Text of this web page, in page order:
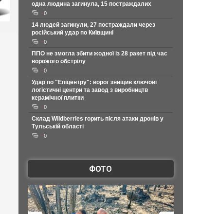
одна людина загинула, 15 постраждалих
0
14 людей загинули, 27 постраждали через
російський удар по Київщині
0
ППО не змогла збити жодної із 28 ракет під час
ворожого обстрілу
0
Удар по "Епіцентру": ворог знищив ключові
логістичні центри та завод з виробництв
керамічної плитки
0
Склад Wildberries горить після атаки дронів у
Тульській області
0
ФОТО